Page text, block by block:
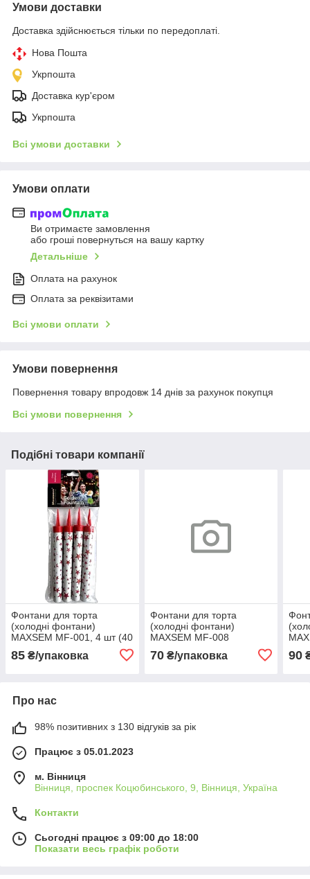
Умови доставки
Доставка здійснюється тільки по передоплаті.
Нова Пошта
Укрпошта
Доставка кур'єром
Укрпошта
Всі умови доставки
Умови оплати
Ви отримаєте замовлення
або гроші повернуться на вашу картку
Детальніше
Оплата на рахунок
Оплата за реквізитами
Всі умови оплати
Умови повернення
Повернення товару впродовж 14 днів за рахунок покупця
Всі умови повернення
Подібні товари компанії
Фонтани для торта
(холодні фонтани)
MAXSEM MF-001, 4 шт (40
85 ₴/упаковка
Фонтани для торта
(холодні фонтани)
MAXSEM MF-008
кольорове полум'я, 4 шт
(30 секунд)
70₴/упаковка 90
Про нас
98% позитивних з 130 відгуків за рік
Працює з 05.01.2023
м. Вінниця
Вінниця, проспек Коцюбинського, 9, Вінниця, Україна
Контакти
Сьогодні працює з 09:00 до 18:00
Показати весь графік роботи